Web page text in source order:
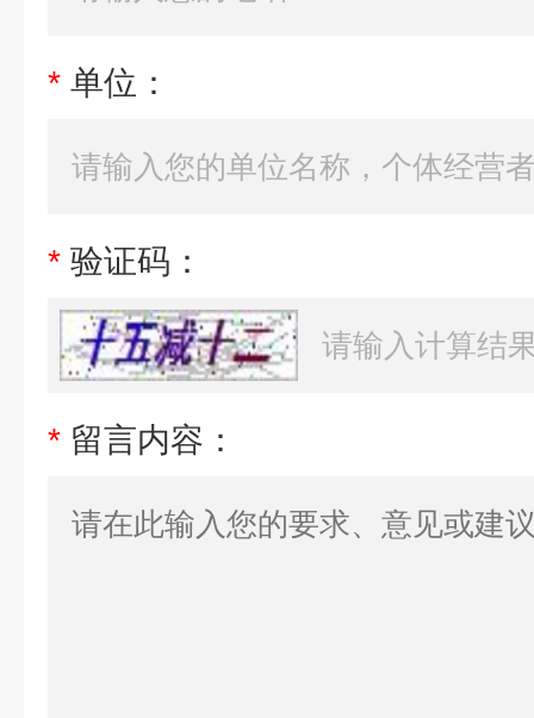
* 单位：
* 验证码：
* 留言内容：